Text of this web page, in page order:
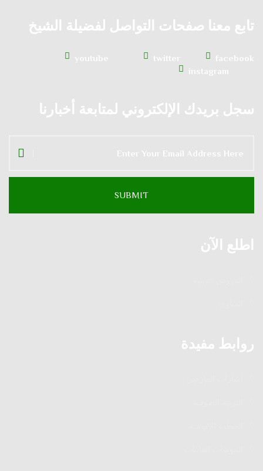
تابع معنا صفحات التواصل لفضيلة الشيخ
facebook
twitter
youtube
instagram
سجل بريدك الإلكتروني لمتابعة أخبارنا
اطلع الآن
روابط مفيدة